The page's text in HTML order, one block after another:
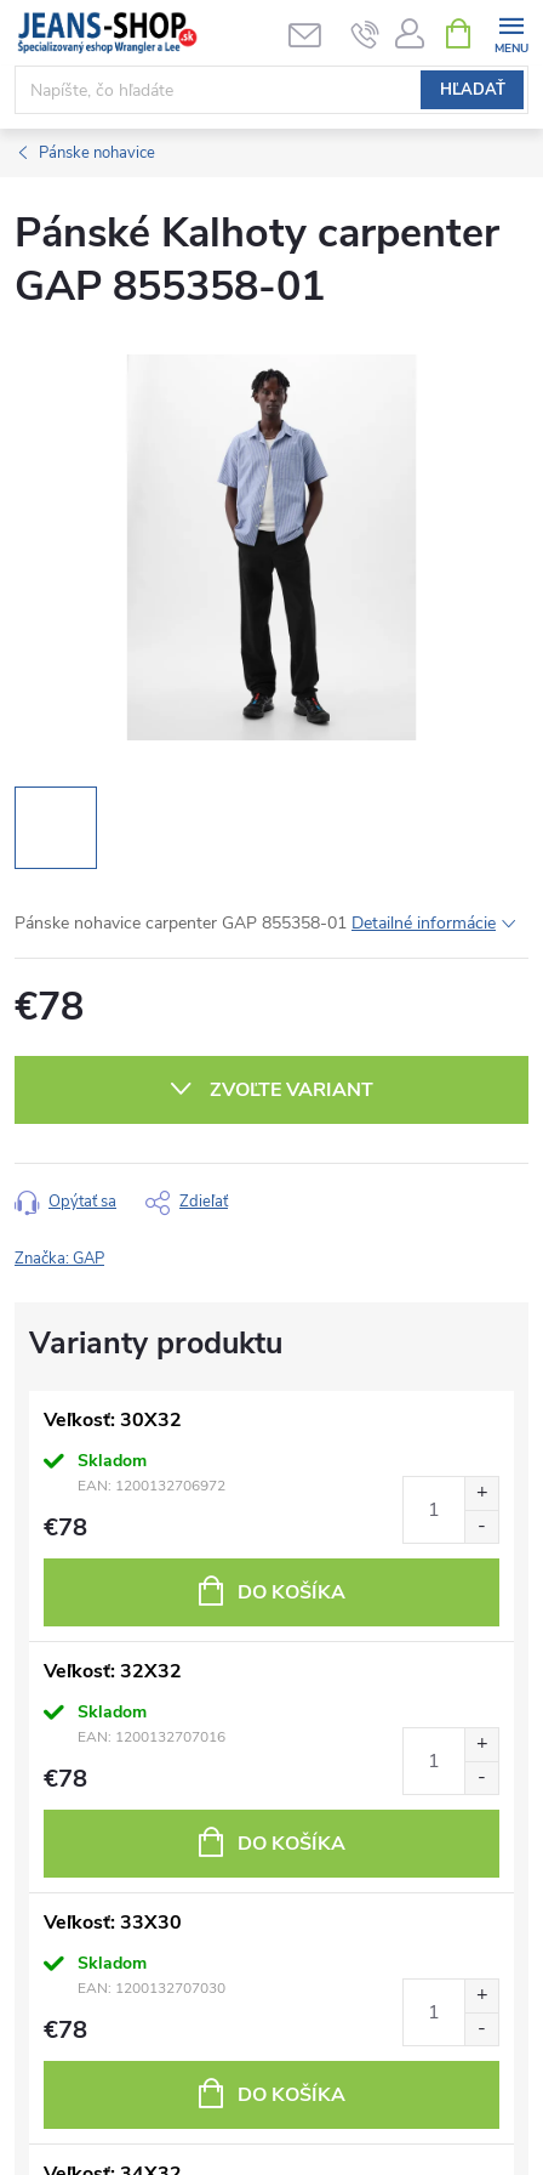
Prejsť
obsah
HĽADAŤ
KOŠÍK
Pánske nohavice
Pánské Kalhoty carpenter
GAP 855358-01
Pánske nohavice carpenter GAP 855358-01 Detailné informácie
€78
ZVOĽTE VARIANT
Opýtať sa Zdieľať
Značka:GAP
Veľkosť: 30X32
Skladom
EAN: 1200132706972
€78
DO KOŠÍKA
Veľkosť: 32X32
Skladom
EAN: 1200132707016
€78
DO KOŠÍKA
Veľkosť: 33X30
Skladom
EAN: 1200132707030
€78
DO KOŠÍKA